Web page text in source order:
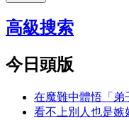
高級搜索
今日頭版
在魔難中體悟「弟
看不上別人也是嫉